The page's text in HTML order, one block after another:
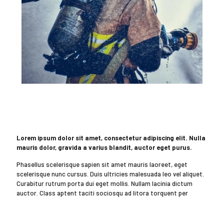
Lorem ipsum dolor sit amet, consectetur adipiscing elit. Nulla
mauris dolor, gravida a varius blandit, auctor eget purus.
Phasellus scelerisque sapien sit amet mauris laoreet, eget
scelerisque nunc cursus. Duis ultricies malesuada leo vel aliquet.
Curabitur rutrum porta dui eget mollis. Nullam lacinia dictum
auctor. Class aptent taciti sociosqu ad litora torquent per